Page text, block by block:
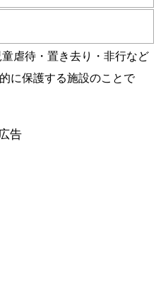
虐待・置き去り・非行など
に保護する施設のことで